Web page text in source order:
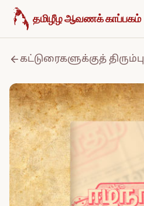
உள்ளடக்கத்திற்குச் செல்க
தமிழீழ ஆவணக் காப்பகம்
கட்டுரைகளுக்குத் திரும்பு